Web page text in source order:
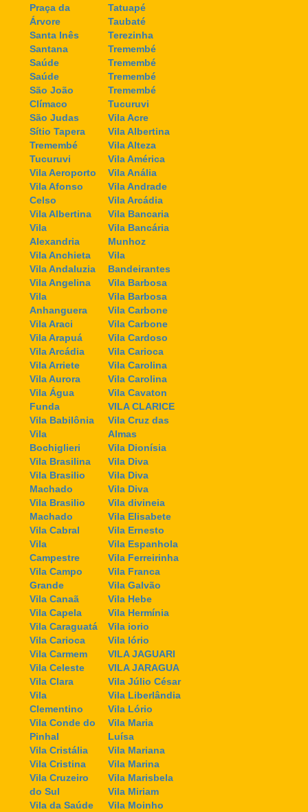
Praça da
Árvore
Santa Inês
Santana
Saúde
Saúde
São João
Clímaco
São Judas
Sítio Tapera
Tremembé
Tucuruvi
Vila Aeroporto
Vila Afonso
Celso
Vila Albertina
Vila
Alexandria
Vila Anchieta
Vila Andaluzia
Vila Angelina
Vila
Anhanguera
Vila Araci
Vila Arapuá
Vila Arcádia
Vila Arriete
Vila Aurora
Vila Água
Funda
Vila Babilônia
Vila
Bochiglieri
Vila Brasilina
Vila Brasilio
Machado
Vila Brasilio
Machado
Vila Cabral
Vila
Campestre
Vila Campo
Grande
Vila Canaã
Vila Capela
Vila Caraguatá
Vila Carioca
Vila Carmem
Vila Celeste
Vila Clara
Vila
Clementino
Vila Conde do
Pinhal
Vila Cristália
Vila Cristina
Vila Cruzeiro
do Sul
Vila da Saúde
Tatuapé
Taubaté
Terezinha
Tremembé
Tremembé
Tremembé
Tremembé
Tucuruvi
Vila Acre
Vila Albertina
Vila Alteza
Vila América
Vila Anália
Vila Andrade
Vila Arcádia
Vila Bancaria
Vila Bancária
Munhoz
Vila
Bandeirantes
Vila Barbosa
Vila Barbosa
Vila Carbone
Vila Carbone
Vila Cardoso
Vila Carioca
Vila Carolina
Vila Carolina
Vila Cavaton
VILA CLARICE
Vila Cruz das
Almas
Vila Dionísia
Vila Diva
Vila Diva
Vila Diva
Vila divineia
Vila Elisabete
Vila Ernesto
Vila Espanhola
Vila Ferreirinha
Vila Franca
Vila Galvão
Vila Hebe
Vila Hermínia
Vila iorio
Vila Iório
VILA JAGUARI
VILA JARAGUA
Vila Júlio César
Vila Liberlândia
Vila Lório
Vila Maria
Luísa
Vila Mariana
Vila Marina
Vila Marisbela
Vila Miriam
Vila Moinho